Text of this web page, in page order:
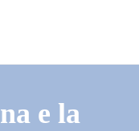
e la